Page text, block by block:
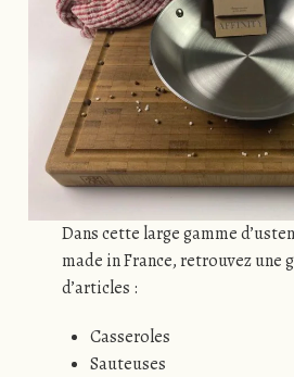
Dans cette large gamme
made in France, retrouvez une
d’articles :
Casseroles
Sauteuses